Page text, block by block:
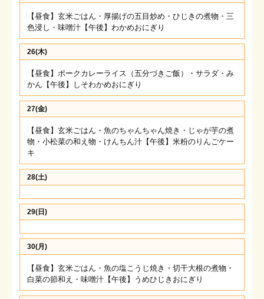
【昼食】玄米ごはん・厚揚げの五目炒め・ひじきの煮物・三
色浸し・味噌汁【午後】わかめおにぎり
26(木)
【昼食】ポークカレーライス（五分づきご飯）・サラダ・み
かん【午後】しそわかめおにぎり
27(金)
【昼食】玄米ごはん・魚のちゃんちゃん焼き・じゃが芋の煮
物・小松菜の和え物・けんちん汁【午後】米粉のりんごケー
キ
28(土)
29(日)
30(月)
【昼食】玄米ごはん・魚の塩こうじ焼き・切干大根の煮物・
白菜の節和え・味噌汁【午後】うめひじきおにぎり